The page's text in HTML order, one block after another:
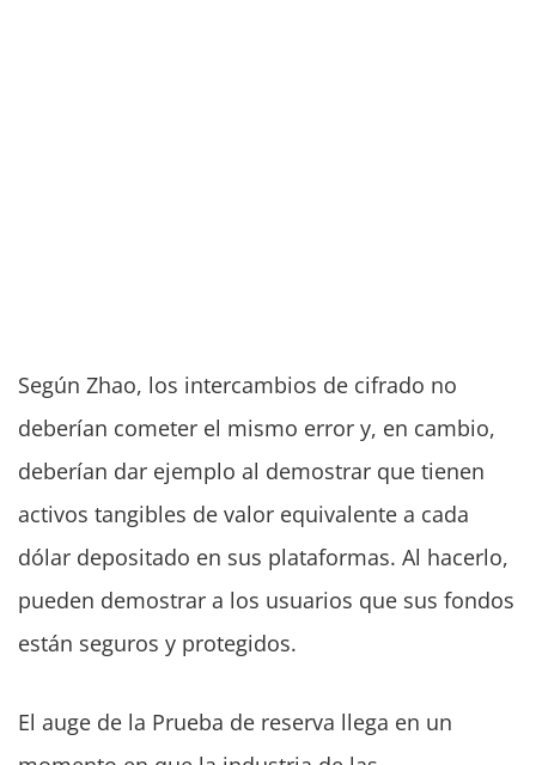
Según Zhao, los intercambios de cifrado no
deberían cometer el mismo error y, en cambio,
deberían dar ejemplo al demostrar que tienen
activos tangibles de valor equivalente a cada
dólar depositado en sus plataformas. Al hacerlo,
pueden demostrar a los usuarios que sus fondos
están seguros y protegidos.
El auge de la Prueba de reserva llega en un